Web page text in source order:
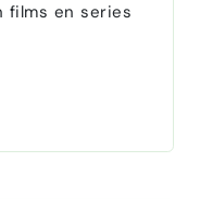
films en series